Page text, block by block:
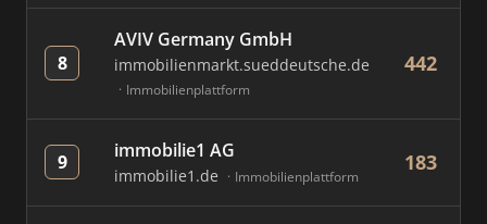
8
AVIV Germany GmbH
immobilienmarkt.sueddeutsche.de
Immobilienplattform
442
9 immobilie1 AG
immobilie1.de Immobilienplattform
183